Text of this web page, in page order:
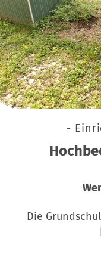
-
Die